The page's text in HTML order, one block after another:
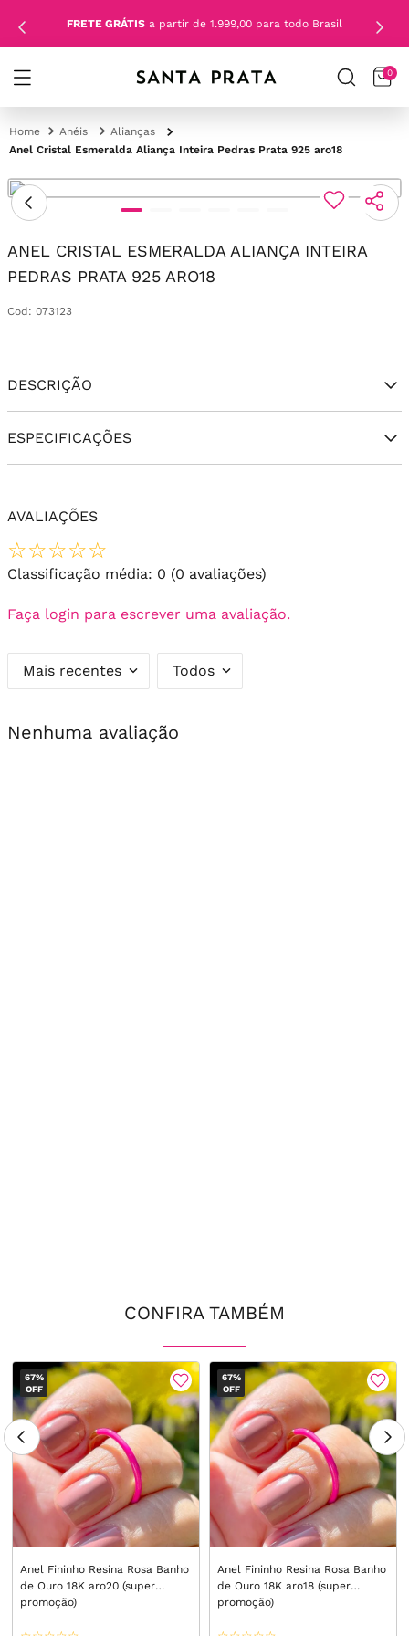
FRETE GRÁTIS a partir de 1.999,00 para todo Brasil
0
Anéis
Alianças
Anel Cristal Esmeralda Aliança Inteira Pedras Prata 925 aro18
ANEL CRISTAL ESMERALDA ALIANÇA INTEIRA
PEDRAS PRATA 925 ARO18
Cod : 073123
DESCRIÇÃO
ESPECIFICAÇÕES
AVALIAÇÕES
☆☆☆☆☆
Classificação média: 0 (0 avaliações)
Faça login para escrever uma avaliação.
Mais recentes Todos
Nenhuma avaliação
CONFIRA TAMBÉM
67%
OFF
Anel Fininho Resina Rosa Banho
de Ouro 18K aro20 (super
promoção)
67%
OFF
Anel Fininho Resina Rosa Banho
de Ouro 18K aro18 (super
promoção)